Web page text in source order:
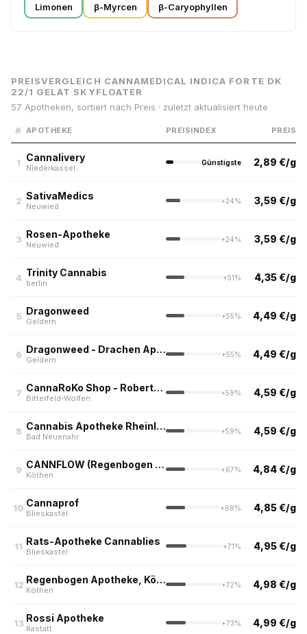
Limonen β-Myrcen β-Caryophyllen
PREISVERGLEICH CANNAMEDICAL INDICA FORTE DK
22/1 GELAT SKYFLOATER
57 Apotheken, sortiert nach Preis · zuletzt aktualisiert heute
# APOTHEKE PREISINDEX PREIS
1 Cannalivery
Niederkassel
Günstigste 2,89 €/g
2 SativaMedics
Neuwied
+24% 3,59 €/g
3 Rosen-Apotheke
Neuwied
+24% 3,59 €/g
4 Trinity Cannabis
berlin
+51% 4,35 €/g
5 Dragonweed
Geldern
+55% 4,49 €/g
6 Dragonweed - Drachen Apotheke Geldern
Geldern
+55% 4,49 €/g
7 CannaRoKo Shop - Robert-Koch-Apotheke, Bitterfeld-Wolfen
Bitterfeld-Wolfen
+59% 4,59 €/g
8 Cannabis Apotheke Rheinland
Bad Neuenahr
+59% 4,59 €/g
9 CANNFLOW (Regenbogen Apotheke, Köthen)
Köthen
+67% 4,84 €/g
10 Cannaprof
Blieskastel
+68% 4,85 €/g
11 Rats-Apotheke Cannablies
Blieskastel
+71% 4,95 €/g
12 Regenbogen Apotheke, Köthen
Köthen
+72% 4,98 €/g
13 Rossi Apotheke
Rastatt
+73% 4,99 €/g